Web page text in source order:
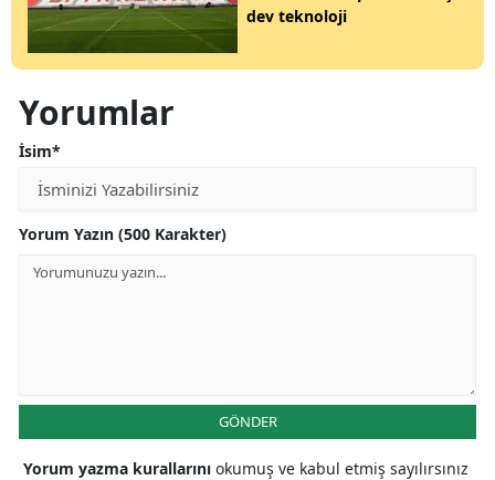
dev teknoloji
Yorumlar
İsim*
Yorum Yazın (500 Karakter)
GÖNDER
Yorum yazma kurallarını okumuş ve kabul etmiş sayılırsınız